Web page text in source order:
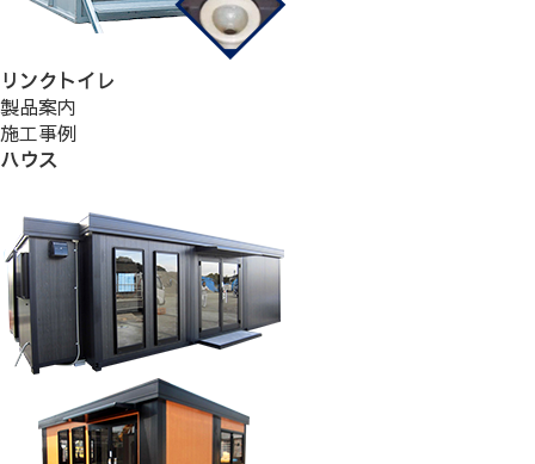
リンクトイレ
製品案内
施工事例
ハウス